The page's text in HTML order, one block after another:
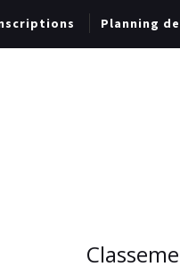
Planning